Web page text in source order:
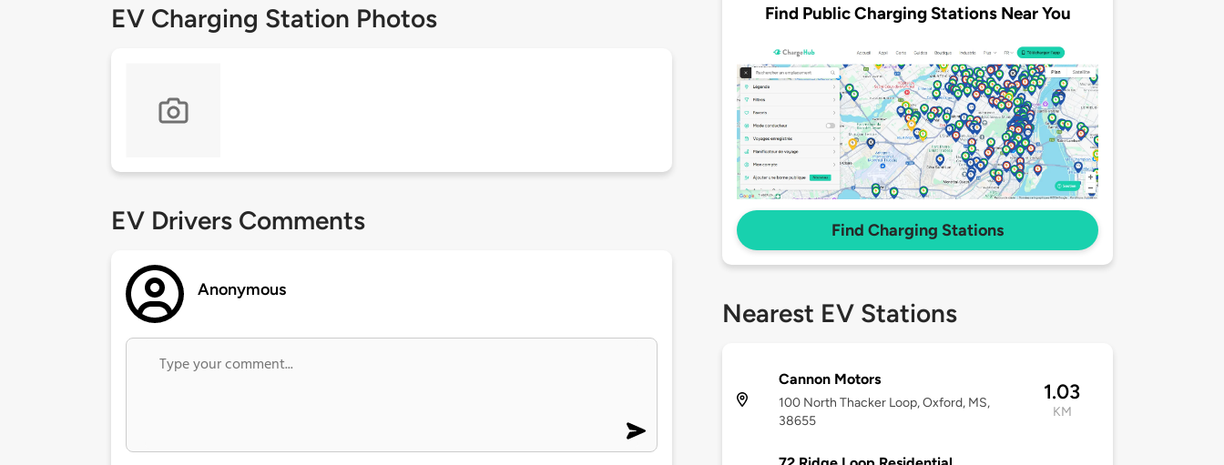
EV Charging Station Photos
EV Drivers Comments
Anonymous
Find Public Charging Stations Near You
Find Charging Stations
Nearest EV Stations
Cannon Motors
100 North Thacker Loop, Oxford, MS,
38655
1.03
KM